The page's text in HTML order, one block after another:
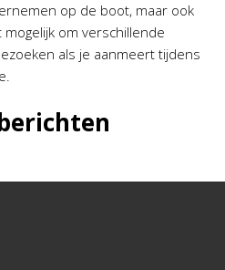
op de boot, maar ook
om verschillende
als je aanmeert tijdens